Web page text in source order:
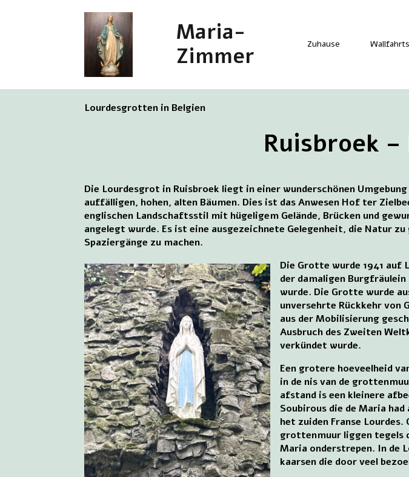
Maria-
Zimmer
Zuhause
Lourdesgrotten in Belgien
Ruisbroek
Die Lourdesgrot in Ruisbroek liegt in einer wunderschönen
auffälligen, hohen, alten Bäumen. Dies ist das Anwesen Hof ter
englischen Landschaftsstil mit hügeligem Gelände, Brücken und
angelegt wurde. Es ist eine ausgezeichnete Gelegenheit, die Natur zu
Spaziergänge zu machen.
Die Grotte wurde 1941 auf
der damaligen
wurde. Die Grotte wurde
unversehrte Rückkehr von
aus der Mobilisierung
Ausbruch des Zweiten
verkündet wurde.
Een grotere hoeveelheid
in de nis van de
afstand is een kleinere
Soubirous die de Maria had
het zuiden Franse Lourdes.
grottenmuur liggen tegels
Maria onderstrepen. In de
kaarsen die door veel